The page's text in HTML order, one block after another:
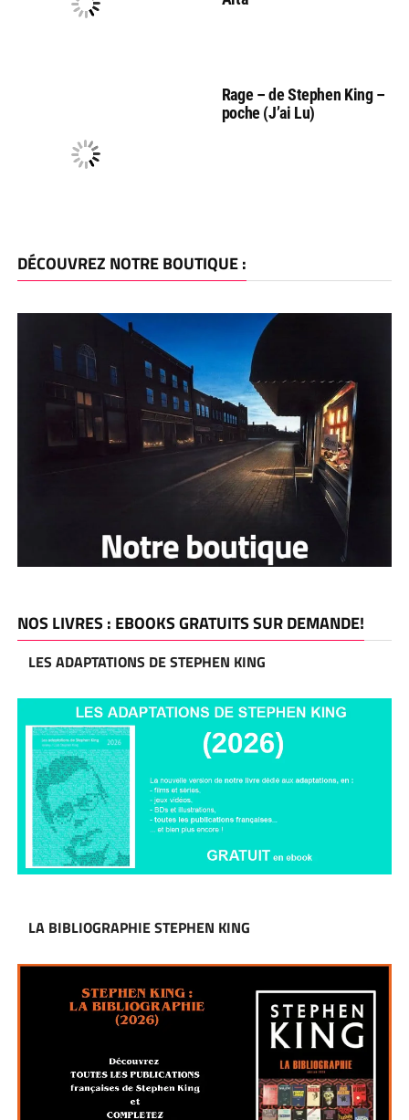
Rage – de Stephen King –
poche (J’ai Lu)
DÉCOUVREZ NOTRE BOUTIQUE :
NOS LIVRES : EBOOKS GRATUITS SUR DEMANDE!
LES ADAPTATIONS DE STEPHEN KING
LA BIBLIOGRAPHIE STEPHEN KING